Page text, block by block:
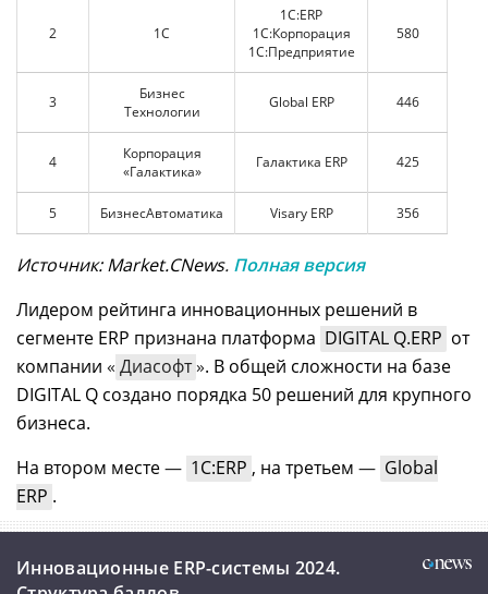
2 1С
1С:ERP
1С:Корпорация
1С:Предприятие
580
3
Бизнес
Технологии
Global ERP 446
4
Корпорация
«Галактика»
Галактика ERP 425
5 БизнесАвтоматика Visary ERP 356
Источник: Market.CNews. Полная версия
Лидером рейтинга инновационных решений в
сегменте ERP признана платформа DIGITAL Q.ERP от
компании « Диасофт». В общей сложности на базе
DIGITAL Q создано порядка 50 решений для крупного
бизнеса.
На втором месте— 1С:ERP , на третьем — Global
ERP .
Инновационные ERP-системы 2024.